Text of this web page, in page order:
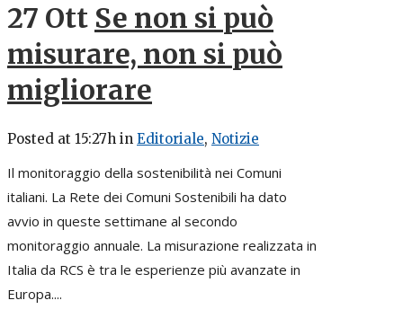
27 Ott Se non si può
misurare, non si può
migliorare
Posted at 15:27h in Editoriale, Notizie
Il monitoraggio della sostenibilità nei Comuni
italiani. La Rete dei Comuni Sostenibili ha dato
avvio in queste settimane al secondo
monitoraggio annuale. La misurazione realizzata in
Italia da RCS è tra le esperienze più avanzate in
Europa....